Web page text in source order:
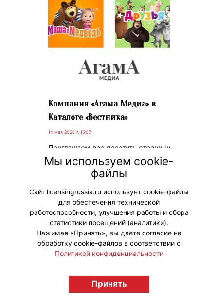
Компания «Агама Медиа» в
Каталоге «Вестника»
14 мая 2026 г. 15:07
Приглашаем вас посетить страницу
новой компании в Каталоге –
«Агама Медиа» и познакомиться с
ее брендами: «Маша и Медведь» и
«Маша и Медведь. Друзья».
#НовыеЛицензии #НовостиКаталога
licensingrussia.ru, 2009-2026 12+
Мы используем cookie-
файлы
Сайт licensingrussia.ru использует cookie-файлы
для обеспечения технической
работоспособности, улучшения работы и сбора
статистики посещений (аналитики).
Нажимая «Принять», вы даете согласие на
обработку cookie-файлов в соответствии с
Политикой конфиденциальности
Принять